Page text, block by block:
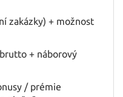
zakázky) + možnost
+ náborový
/ prémie